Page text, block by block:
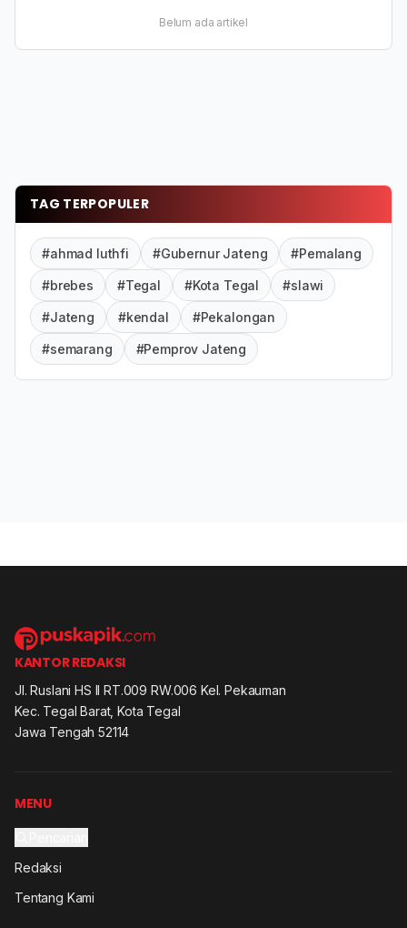
Belum ada artikel
TAG TERPOPULER
#ahmad luthfi #Gubernur Jateng #Pemalang
#brebes #Tegal #Kota Tegal #slawi
#Jateng #kendal #Pekalongan
#semarang #Pemprov Jateng
KANTOR REDAKSI
Jl. Ruslani HS II RT.009 RW.006 Kel. Pekauman
Kec. Tegal Barat, Kota Tegal
Jawa Tengah 52114
MENU
Redaksi
Tentang Kami